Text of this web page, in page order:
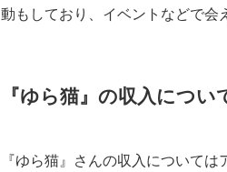
動もしており、イベントなどで会
『ゆら猫』の収入につい
『ゆら猫』さんの収入について